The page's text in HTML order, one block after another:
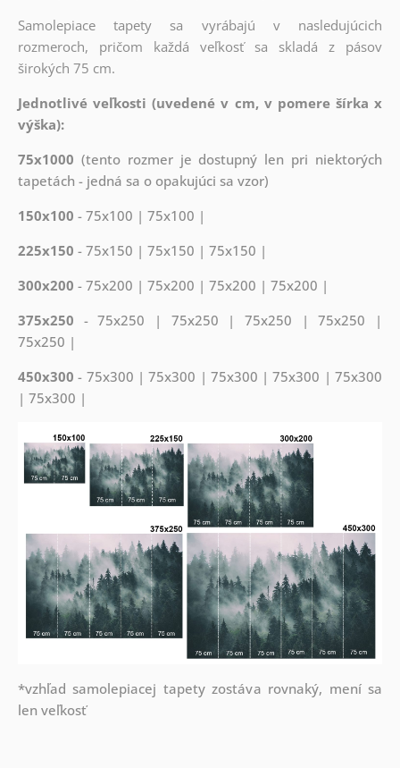
Samolepiace tapety sa vyrábajú v nasledujúcich
rozmeroch, pričom každá veľkosť sa skladá z pásov
širokých 75 cm.
Jednotlivé veľkosti (uvedené v cm, v pomere šírka x
výška):
75x1000 (tento rozmer je dostupný len pri niektorých
tapetách - jedná sa o opakujúci sa vzor)
150x100 - 75x100 | 75x100 |
225x150 - 75x150 | 75x150 | 75x150 |
300x200 - 75x200 | 75x200 | 75x200 | 75x200 |
375x250 - 75x250 | 75x250 | 75x250 | 75x250 |
75x250 |
450x300 - 75x300 | 75x300 | 75x300 | 75x300 | 75x300
| 75x300 |
*vzhľad samolepiacej tapety zostáva rovnaký, mení sa
len veľkosť